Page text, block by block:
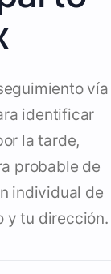
vía
identificar
la tarde,
probable de
individual de
y tu dirección.